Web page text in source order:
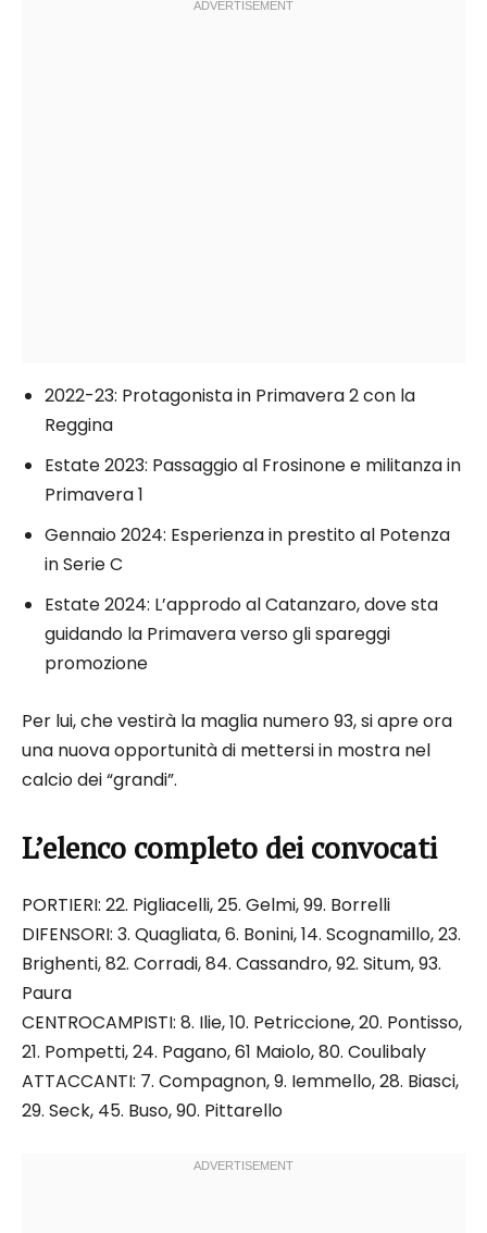
2022-23: Protagonista in Primavera 2 con la
Reggina
Estate 2023: Passaggio al Frosinone e militanza in
Primavera 1
Gennaio 2024: Esperienza in prestito al Potenza
in Serie C
Estate 2024: L’approdo al Catanzaro, dove sta
guidando la Primavera verso gli spareggi
promozione
Per lui, che vestirà la maglia numero 93, si apre ora
una nuova opportunità di mettersi in mostra nel
calcio dei “grandi”.
L’elenco completo dei convocati
PORTIERI: 22. Pigliacelli, 25. Gelmi, 99. Borrelli
DIFENSORI: 3. Quagliata, 6. Bonini, 14. Scognamillo, 23.
Brighenti, 82. Corradi, 84. Cassandro, 92. Situm, 93.
Paura
CENTROCAMPISTI: 8. Ilie, 10. Petriccione, 20. Pontisso,
21. Pompetti, 24. Pagano, 61 Maiolo, 80. Coulibaly
ATTACCANTI: 7. Compagnon, 9. Iemmello, 28. Biasci,
29. Seck, 45. Buso, 90. Pittarello